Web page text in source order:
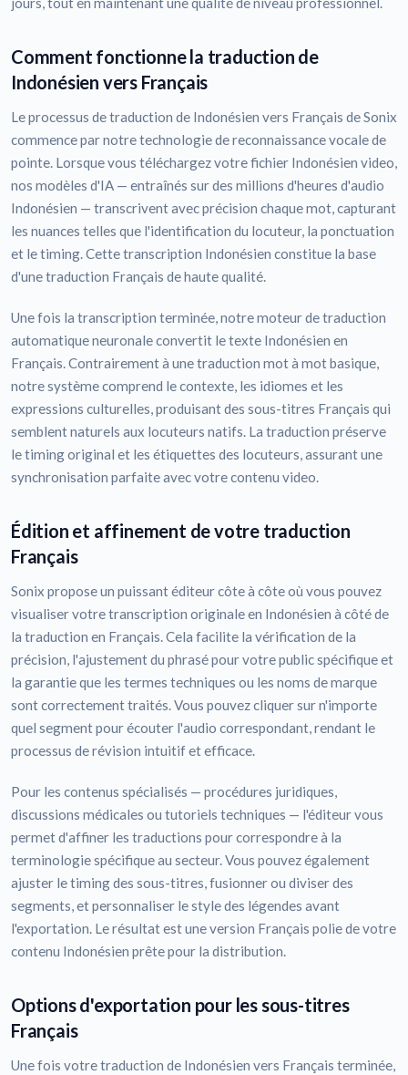
Comment fonctionne la traduction de
Indonésien vers Français
Le processus de traduction de Indonésien vers Français de Sonix
commence par notre technologie de reconnaissance vocale de
pointe. Lorsque vous téléchargez votre fichier Indonésien video,
nos modèles d'IA — entraînés sur des millions d'heures d'audio
Indonésien — transcrivent avec précision chaque mot, capturant
les nuances telles que l'identification du locuteur, la ponctuation
et le timing. Cette transcription Indonésien constitue la base
d'une traduction Français de haute qualité.
Une fois la transcription terminée, notre moteur de traduction
automatique neuronale convertit le texte Indonésien en
Français. Contrairement à une traduction mot à mot basique,
notre système comprend le contexte, les idiomes et les
expressions culturelles, produisant des sous-titres Français qui
semblent naturels aux locuteurs natifs. La traduction préserve
le timing original et les étiquettes des locuteurs, assurant une
synchronisation parfaite avec votre contenu video.
Édition et affinement de votre traduction
Français
Sonix propose un puissant éditeur côte à côte où vous pouvez
visualiser votre transcription originale en Indonésien à côté de
la traduction en Français. Cela facilite la vérification de la
précision, l'ajustement du phrasé pour votre public spécifique et
la garantie que les termes techniques ou les noms de marque
sont correctement traités. Vous pouvez cliquer sur n'importe
quel segment pour écouter l'audio correspondant, rendant le
processus de révision intuitif et efficace.
Pour les contenus spécialisés — procédures juridiques,
discussions médicales ou tutoriels techniques — l'éditeur vous
permet d'affiner les traductions pour correspondre à la
terminologie spécifique au secteur. Vous pouvez également
ajuster le timing des sous-titres, fusionner ou diviser des
segments, et personnaliser le style des légendes avant
l'exportation. Le résultat est une version Français polie de votre
contenu Indonésien prête pour la distribution.
Options d'exportation pour les sous-titres
Français
Une fois votre traduction de Indonésien vers Français terminée,